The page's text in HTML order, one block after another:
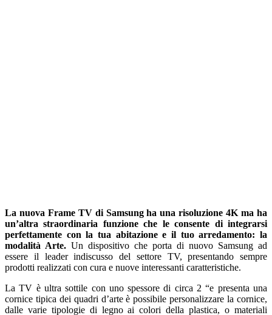
La nuova Frame TV di Samsung ha una risoluzione 4K ma ha
un’altra straordinaria funzione che le consente di integrarsi
perfettamente con la tua abitazione e il tuo arredamento: la
modalità Arte. Un dispositivo che porta di nuovo Samsung ad
essere il leader indiscusso del settore TV, presentando sempre
prodotti realizzati con cura e nuove interessanti caratteristiche.
La TV è ultra sottile con uno spessore di circa 2 “e presenta una
cornice tipica dei quadri d’arte è possibile personalizzare la cornice,
dalle varie tipologie di legno ai colori della plastica, o materiali